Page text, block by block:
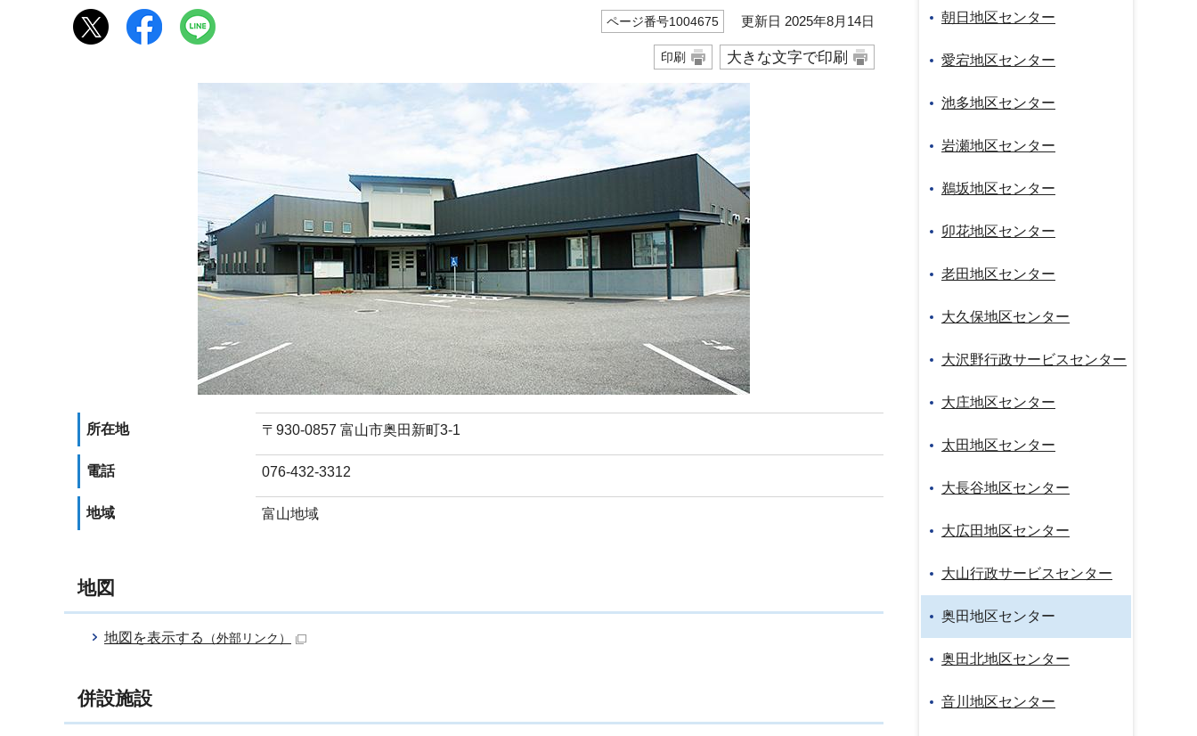
ページ番号1004675 更新日 2025年8月14日
印刷 大きな文字で印刷
所在地 〒930-0857 富山市奥田新町3-1
電話 076-432-3312
地域 富山地域
地図
地図を表示する （外部リンク）
併設施設
朝日地区センター
愛宕地区センター
池多地区センター
岩瀬地区センター
鵜坂地区センター
卯花地区センター
老田地区センター
大久保地区センター
大沢野行政サービスセンター
大庄地区センター
太田地区センター
大長谷地区センター
大広田地区センター
大山行政サービスセンター
奥田地区センター
奥田北地区センター
音川地区センター